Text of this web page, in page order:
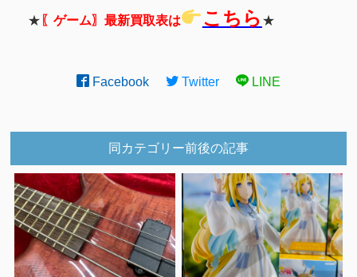
★ 〖ゲーム〗最新買取表は こちら ★
Facebook Twitter LINE
同カテゴリー前後の記事